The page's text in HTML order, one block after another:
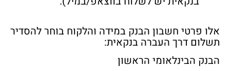
אלו פרטי חשבון הבנק במידה והלקוח בוחר להסדיר
תשלום דרך העברה בנקאית:
הבנק הבינלאומי הראשון